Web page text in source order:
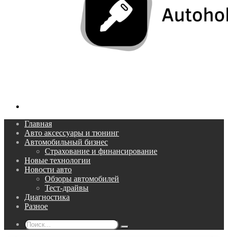
Главная
Авто аксессуары и тюнинг
Автомобильный бизнес
Страхование и финансирование
Новые технологии
Новости авто
Обзоры автомобилей
Тест-драйвы
Диагностика
Разное
Поиск...